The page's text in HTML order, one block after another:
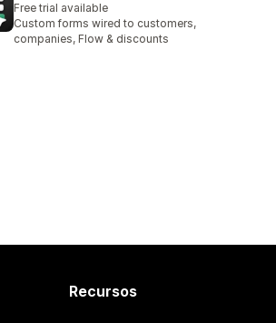
Free trial available
Custom forms wired to customers,
companies, Flow & discounts
Recursos